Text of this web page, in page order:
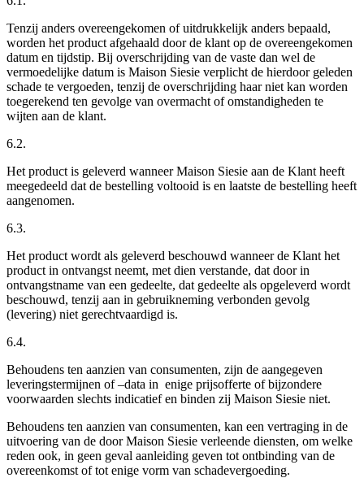
Tenzij anders overeengekomen of uitdrukkelijk anders bepaald,
worden het product afgehaald door de klant op de overeengekomen
datum en tijdstip. Bij overschrijding van de vaste dan wel de
vermoedelijke datum is Maison Siesie verplicht de hierdoor geleden
schade te vergoeden, tenzij de overschrijding haar niet kan worden
toegerekend ten gevolge van overmacht of omstandigheden te
wijten aan de klant.
6.2.
Het product is geleverd wanneer Maison Siesie aan de Klant heeft
meegedeeld dat de bestelling voltooid is en laatste de bestelling heeft
aangenomen.
6.3.
Het product wordt als geleverd beschouwd wanneer de Klant het
product in ontvangst neemt, met dien verstande, dat door in
ontvangstname van een gedeelte, dat gedeelte als opgeleverd wordt
beschouwd, tenzij aan in gebruikneming verbonden gevolg
(levering) niet gerechtvaardigd is.
6.4.
Behoudens ten aanzien van consumenten, zijn de aangegeven
leveringstermijnen of –data in enige prijsofferte of bijzondere
voorwaarden slechts indicatief en binden zij Maison Siesie niet.
Behoudens ten aanzien van consumenten, kan een vertraging in de
uitvoering van de door Maison Siesie verleende diensten, om welke
reden ook, in geen geval aanleiding geven tot ontbinding van de
overeenkomst of tot enige vorm van schadevergoeding.